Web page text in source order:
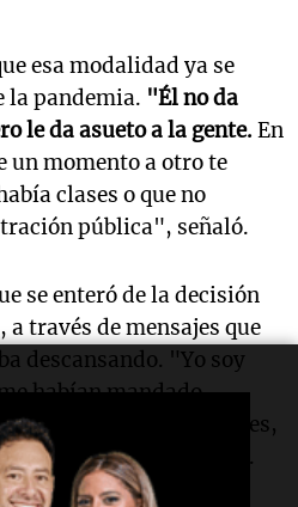
esa modalidad ya se
la pandemia. "Él no da
le da asueto a la gente. En
un momento a otro te
clases o que no
pública", señaló.
se enteró de la decisión
través de mensajes que
descansando. "Yo soy
habían mandado
tengo cuatro comisiones,
entero de esto", relató.